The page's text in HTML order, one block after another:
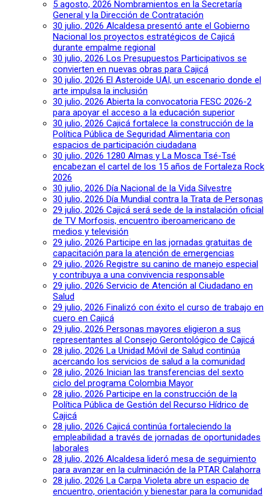
5 agosto, 2026 Nombramientos en la Secretaría
General y la Dirección de Contratación
30 julio, 2026 Alcaldesa presentó ante el Gobierno
Nacional los proyectos estratégicos de Cajicá
durante empalme regional
30 julio, 2026 Los Presupuestos Participativos se
convierten en nuevas obras para Cajicá
30 julio, 2026 El Asteroide UAI, un escenario donde el
arte impulsa la inclusión
30 julio, 2026 Abierta la convocatoria FESC 2026-2
para apoyar el acceso a la educación superior
30 julio, 2026 Cajicá fortalece la construcción de la
Política Pública de Seguridad Alimentaria con
espacios de participación ciudadana
30 julio, 2026 1280 Almas y La Mosca Tsé-Tsé
encabezan el cartel de los 15 años de Fortaleza Rock
2026
30 julio, 2026 Día Nacional de la Vida Silvestre
30 julio, 2026 Día Mundial contra la Trata de Personas
29 julio, 2026 Cajicá será sede de la instalación oficial
de TV Morfosis, encuentro iberoamericano de
medios y televisión
29 julio, 2026 Participe en las jornadas gratuitas de
capacitación para la atención de emergencias
29 julio, 2026 Registre su canino de manejo especial
y contribuya a una convivencia responsable
29 julio, 2026 Servicio de Atención al Ciudadano en
Salud
29 julio, 2026 Finalizó con éxito el curso de trabajo en
cuero en Cajicá
29 julio, 2026 Personas mayores eligieron a sus
representantes al Consejo Gerontológico de Cajicá
28 julio, 2026 La Unidad Móvil de Salud continúa
acercando los servicios de salud a la comunidad
28 julio, 2026 Inician las transferencias del sexto
ciclo del programa Colombia Mayor
28 julio, 2026 Participe en la construcción de la
Política Pública de Gestión del Recurso Hídrico de
Cajicá
28 julio, 2026 Cajicá continúa fortaleciendo la
empleabilidad a través de jornadas de oportunidades
laborales
28 julio, 2026 Alcaldesa lideró mesa de seguimiento
para avanzar en la culminación de la PTAR Calahorra
28 julio, 2026 La Carpa Violeta abre un espacio de
encuentro, orientación y bienestar para la comunidad